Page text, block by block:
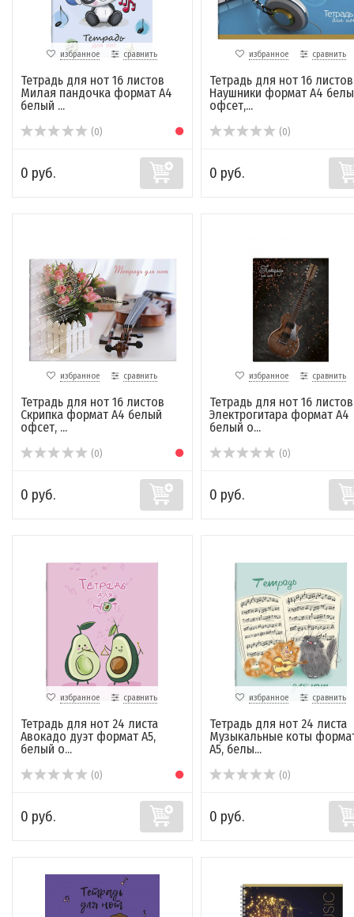
избранное сравнить
Тетрадь для нот 16 листов
Милая пандочка формат А4
белый ...
(0)
0 руб.
избранное сравнить
Тетрадь для нот 16 листов
Наушники формат А4
офсет,...
(0)
0 руб.
избранное сравнить
Тетрадь для нот 16 листов
Скрипка формат А4 белый
офсет, ...
(0)
0 руб.
избранное сравнить
Тетрадь для нот 16 листов
Электрогитара формат А4
белый о...
(0)
0 руб.
избранное сравнить
Тетрадь для нот 24 листа
Авокадо дуэт формат А5,
белый о...
(0)
0 руб.
избранное сравнить
Тетрадь для нот 24 листа
Музыкальные коты
А5, белы...
(0)
0 руб.